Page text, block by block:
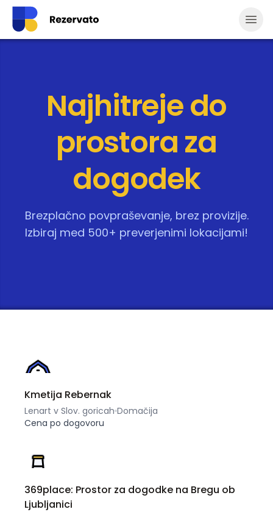
Najhitreje do
prostora za
dogodek
Brezplačno povpraševanje, brez provizije.
Izbiraj med 500+ preverjenimi lokacijami!
Kmetija Rebernak
Lenart v Slov. goricah Domačija
Cena po dogovoru
369place: Prostor za dogodke na Bregu ob
Ljubljanici